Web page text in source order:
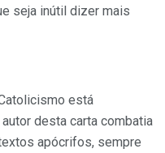
seja inútil dizer mais
está
desta carta combatia
apócrifos, sempre